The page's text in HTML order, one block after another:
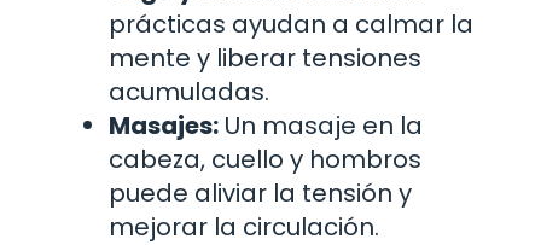
prácticas ayudan a calmar la
mente y liberar tensiones
acumuladas.
Masajes: Un masaje en la
cabeza, cuello y hombros
puede aliviar la tensión y
mejorar la circulación.